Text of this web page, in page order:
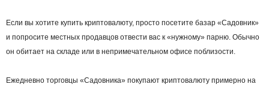
Если вы хотите купить криптовалюту, просто посетите базар «Садовник»
и попросите местных продавцов отвести вас к «нужному» парню. Обычно
он обитает на складе или в непримечательном офисе поблизости.
Ежедневно торговцы «Садовника» покупают криптовалюту примерно на